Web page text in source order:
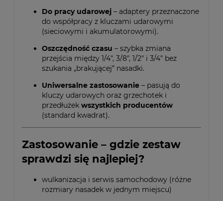
Do pracy udarowej – adaptery przeznaczone
do współpracy z kluczami udarowymi
(sieciowymi i akumulatorowymi).
Oszczędność czasu – szybka zmiana
przejścia między 1/4", 3/8", 1/2" i 3/4" bez
szukania „brakującej” nasadki.
Uniwersalne zastosowanie – pasują do
kluczy udarowych oraz grzechotek i
przedłużek wszystkich producentów
(standard kwadrat).
Zastosowanie – gdzie zestaw
sprawdzi się najlepiej?
wulkanizacja i serwis samochodowy (różne
rozmiary nasadek w jednym miejscu)